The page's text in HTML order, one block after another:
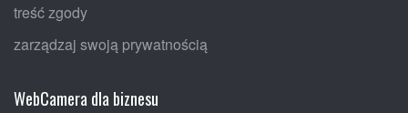
treść zgody
zarządzaj swoją prywatnością
WebCamera dla biznesu